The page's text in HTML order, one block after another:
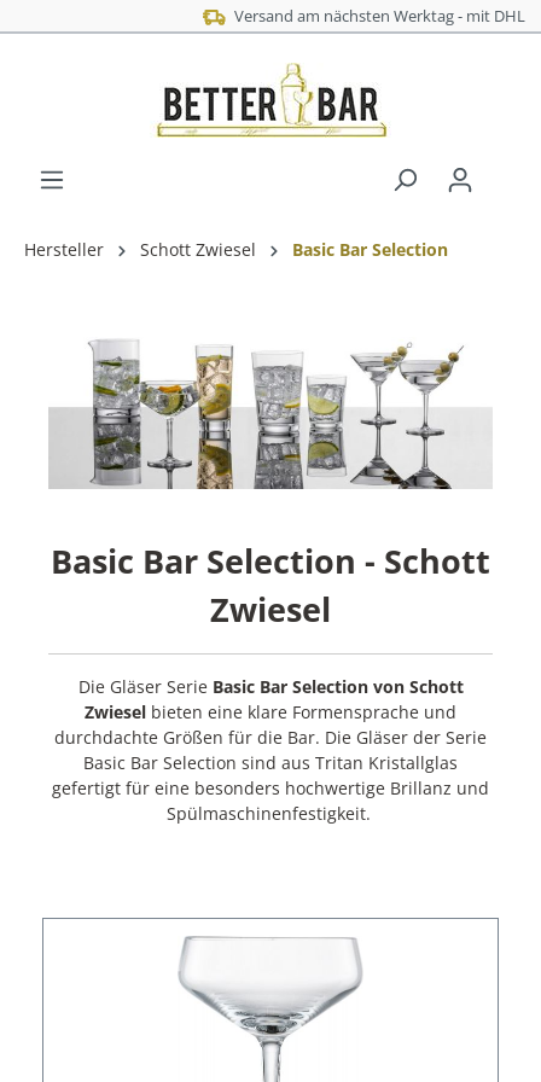
Versand am nächsten Werktag - mit DHL
Hersteller Schott Zwiesel Basic Bar Selection
Basic Bar Selection - Schott
Zwiesel
Die Gläser Serie Basic Bar Selection von Schott
Zwiesel bieten eine klare Formensprache und
durchdachte Größen für die Bar. Die Gläser der Serie
Basic Bar Selection sind aus Tritan Kristallglas
gefertigt für eine besonders hochwertige Brillanz und
Spülmaschinenfestigkeit.